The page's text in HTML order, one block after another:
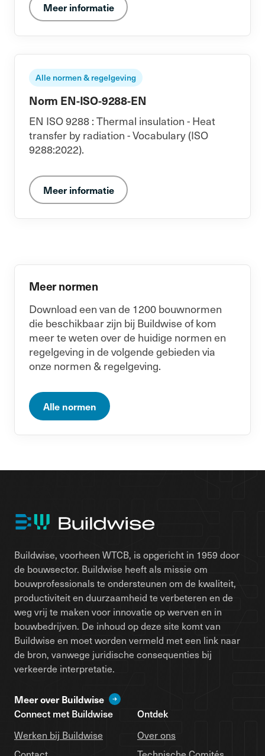
Meer informatie
Alle normen & regelgeving
Norm EN-ISO-9288-EN
EN ISO 9288 : Thermal insulation - Heat
transfer by radiation - Vocabulary (ISO
9288:2022).
Meer informatie
Meer normen
Download een van de 1200 bouwnormen
die beschikbaar zijn bij Buildwise of kom
meer te weten over de huidige normen en
regelgeving in de volgende gebieden via
onze normen & regelgeving.
Alle normen
Buildwise, voorheen WTCB, is opgericht in 1959 door
de bouwsector. Buildwise heeft als missie om
bouwprofessionals te ondersteunen om de kwaliteit,
productiviteit en duurzaamheid te verbeteren en de
weg vrij te maken voor innovatie op werven en in
bouwbedrijven. De inhoud op deze site komt van
Buildwise en moet worden vermeld met een link naar
de bron, vanwege juridische consequenties bij
verkeerde interpretatie.
Meer over Buildwise
Connect met Buildwise
Werken bij Buildwise
Ontdek
Over ons